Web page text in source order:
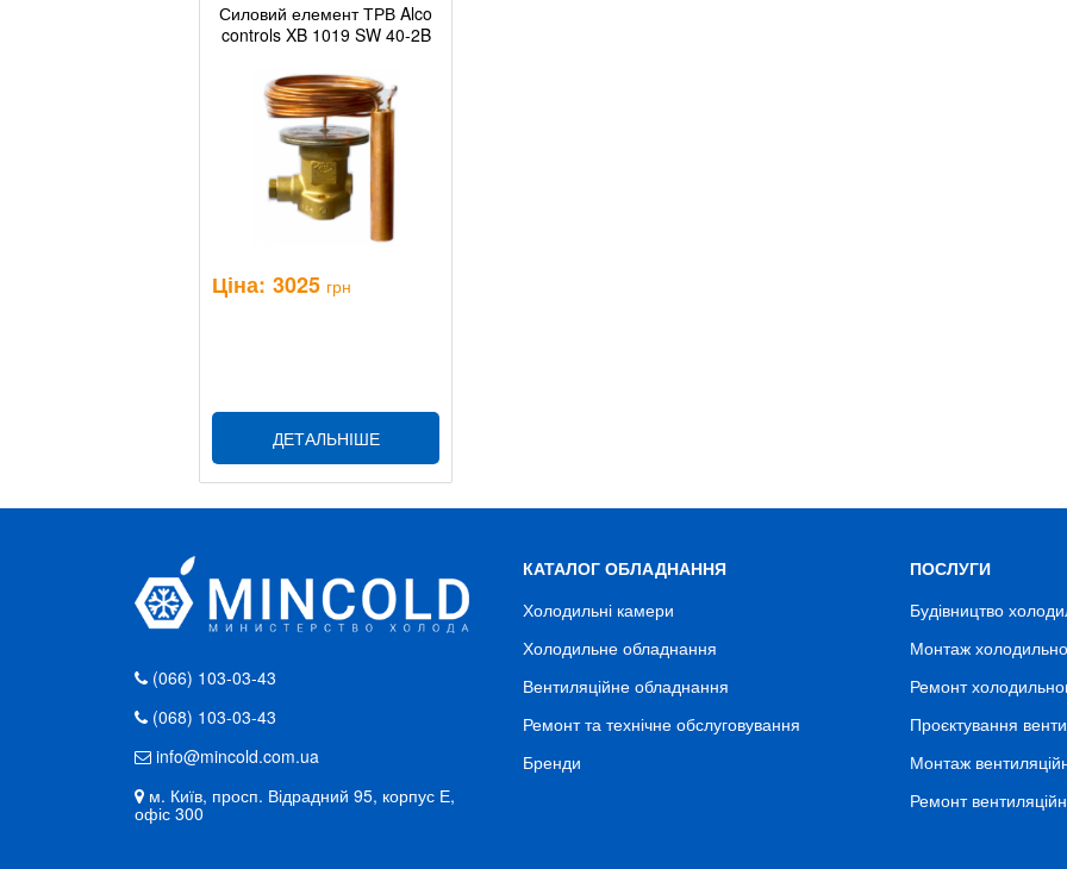
Силовий елемент ТРВ Alco
controls XB 1019 SW 40-2B
Ціна: 3025 грн
ДЕТАЛЬНІШЕ
(066) 103-03-43
(068) 103-03-43
info@mincold.com.ua
м. Київ, просп. Відрадний 95, корпус Е,
офіс 300
КАТАЛОГ ОБЛАДНАННЯ
Холодильні камери
Холодильне обладнання
Вентиляційне обладнання
Ремонт та технічне обслуговування
Бренди
ПОСЛУГИ
Будівництво
Монтаж
Ремонт
Проєктування
Монтаж
Ремонт